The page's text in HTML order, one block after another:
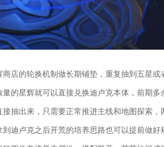
店的轮换机制做长期铺垫，重复抽到五星或
的星辉就可以直接兑换迪卢克本体，前期多
抽出来，只需要正常推进主线和地图探索，
迪卢克之后开荒的培养思路也可以提前做好